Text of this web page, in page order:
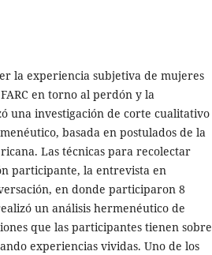
la experiencia subjetiva de mujeres
en torno al perdón y la
una investigación de corte cualitativo
basada en postulados de la
Las técnicas para recolectar
participante, la entrevista en
en donde participaron 8
un análisis hermenéutico de
que las participantes tienen sobre
experiencias vividas. Uno de los